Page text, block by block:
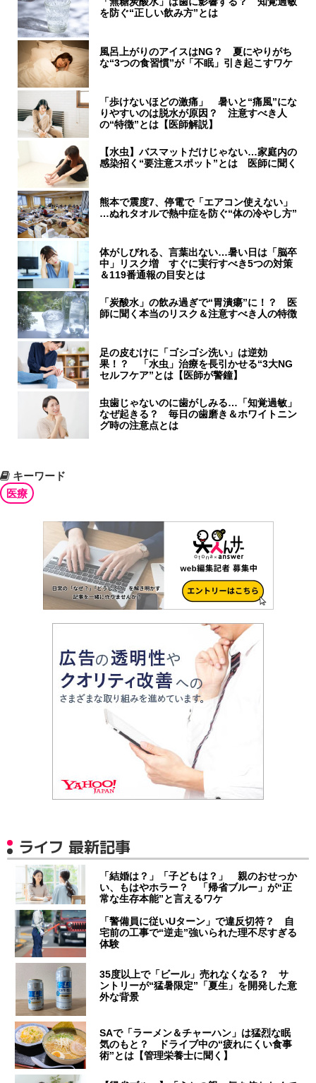
を防ぐ“正しい飲み方”とは
風呂上がりのアイスはNG？ 夏にやりがち
な“3つの食習慣”が「不眠」引き起こすワケ
「歩けないほどの激痛」 暑いと“痛風”にな
りやすいのは脱水が原因？ 注意すべき人
の“特徴”とは【医師解説】
【水虫】バスマットだけじゃない…家庭内の
感染招く“要注意スポット”とは 医師に聞く
熊本で震度7、停電で「エアコン使えない」
…ぬれタオルで熱中症を防ぐ“体の冷やし方”
体がしびれる、言葉出ない…暑い日は「脳卒
中」リスク増 すぐに実行すべき5つの対策
＆119番通報の目安とは
「炭酸水」の飲み過ぎで“胃潰瘍”に！？ 医
師に聞く本当のリスク＆注意すべき人の特徴
足の皮むけに「ゴシゴシ洗い」は逆効
果！？ 「水虫」治療を長引かせる“3大NG
セルフケア”とは【医師が警鐘】
虫歯じゃないのに歯がしみる…「知覚過敏」
なぜ起きる？ 毎日の歯磨き＆ホワイトニン
グ時の注意点とは
キーワード
医療
ライフ 最新記事
「結婚は？」「子どもは？」 親のおせっか
い、もはやホラー？ 「帰省ブルー」が“正
常な生存本能”と言えるワケ
「警備員に従いUターン」で違反切符？ 自
宅前の工事で“逆走”強いられた理不尽すぎる
体験
35度以上で「ビール」売れなくなる？ サ
ントリーが“猛暑限定”「夏生」を開発した意
外な背景
SAで「ラーメン＆チャーハン」は猛烈な眠
気のもと？ ドライブ中の“疲れにくい食事
術”とは【管理栄養士に聞く】